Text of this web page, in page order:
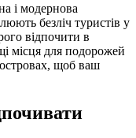
і модернова
безліч туристів у
відпочити в
місця для подорожей
островах, щоб ваш